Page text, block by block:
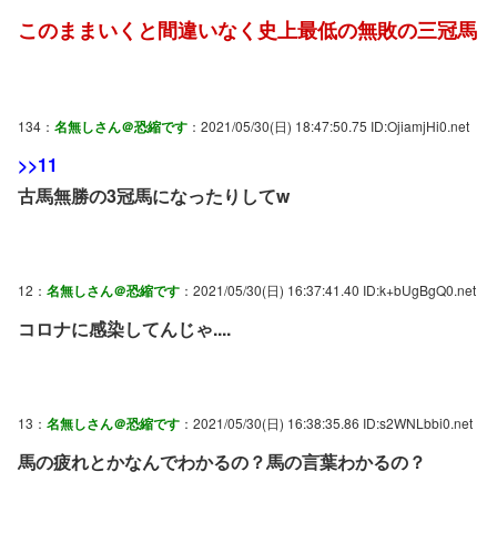
このままいくと間違いなく史上最低の無敗の三冠馬
134： 名無しさん＠恐縮です ：2021/05/30(日) 18:47:50.75 ID:OjiamjHi0.net
>>11
古馬無勝の3冠馬になったりしてw
12： 名無しさん＠恐縮です ：2021/05/30(日) 16:37:41.40 ID:k+bUgBgQ0.net
コロナに感染してんじゃ....
13： 名無しさん＠恐縮です ：2021/05/30(日) 16:38:35.86 ID:s2WNLbbi0.net
馬の疲れとかなんでわかるの？馬の言葉わかるの？